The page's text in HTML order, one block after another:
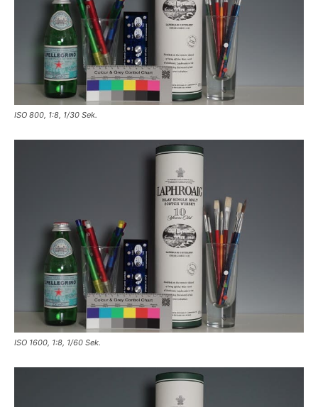
ISO 800, 1:8, 1/30 Sek.
ISO 1600, 1:8, 1/60 Sek.